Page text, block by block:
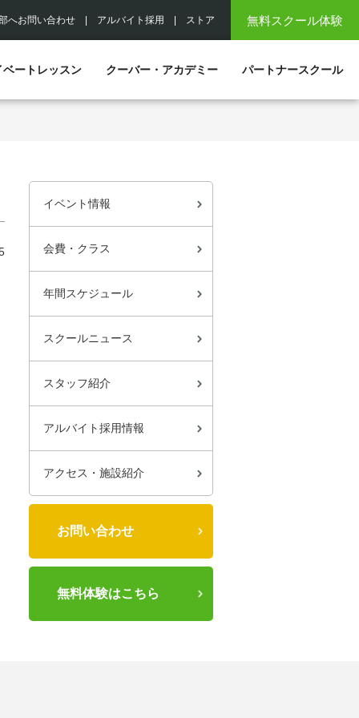
無料スクール体験
へお問い合わせ アルバイト採用 ストア
ベートレッスン クーバー・アカデミー パートナースクール
イベント情報
会費・クラス
年間スケジュール
スクールニュース
スタッフ紹介
アルバイト採用情報
アクセス・施設紹介
お問い合わせ
無料体験はこちら